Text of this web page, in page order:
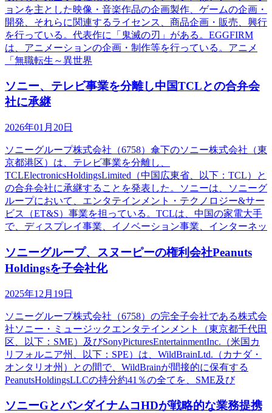
ョンを主とした映像・音楽作品の企画製作、ゲームの企画・
開発、それらに関連するライセンス、商品企画・販売、興行
を行っている。代表作に「鬼滅の刃」がある。EGGFIRM
は、アニメーションの企画・制作等を行っている。アニメ
「無職転生～異世界
ソニー、テレビ事業を分離し中国TCLとの合弁会
社に承継
2026年01月20日
ソニーグループ株式会社（6758）傘下のソニー株式会社（東
京都港区）は、テレビ事業を分離し、
TCLElectronicsHoldingsLimited（中国広東省、以下：TCL）と
の合弁会社に承継することを発表した。ソニーは、ソニーグ
ループにおいて、エンタテインメント・テクノロジー&サー
ビス（ET&S）事業を担っている。TCLは、中国の家電大手
で、ディスプレイ事業、イノベーション事業、インターネッ
ソニーグループ、スヌーピーの権利会社Peanuts
Holdingsを子会社化
2025年12月19日
ソニーグループ株式会社（6758）の完全子会社である株式会
社ソニー・ミュージックエンタテインメント（東京都千代田
区、以下：SME）及びSonyPicturesEntertainmentInc.（米国カ
リフォルニア州、以下：SPE）は、WildBrainLtd.（カナダ・
オンタリオ州）との間で、WildBrainが間接的に保有する
PeanutsHoldingsLLCの持分約41％の全てを、SME及び
ソニーGとバンダイナムコHDが戦略的な業務提携